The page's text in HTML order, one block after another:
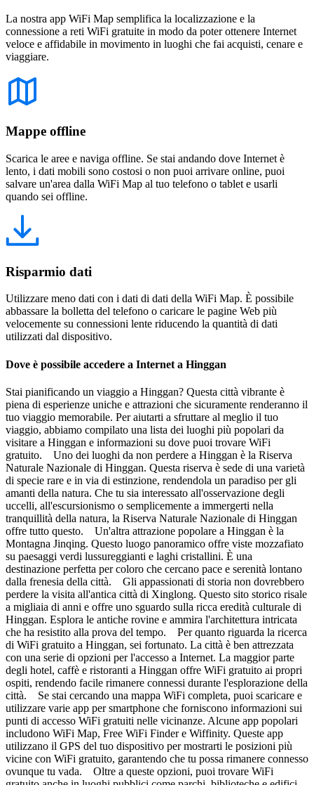
La nostra app WiFi Map semplifica la localizzazione e la
connessione a reti WiFi gratuite in modo da poter ottenere Internet
veloce e affidabile in movimento in luoghi che fai acquisti, cenare e
viaggiare.
Mappe offline
Scarica le aree e naviga offline. Se stai andando dove Internet è
lento, i dati mobili sono costosi o non puoi arrivare online, puoi
salvare un'area dalla WiFi Map al tuo telefono o tablet e usarli
quando sei offline.
Risparmio dati
Utilizzare meno dati con i dati di dati della WiFi Map. È possibile
abbassare la bolletta del telefono o caricare le pagine Web più
velocemente su connessioni lente riducendo la quantità di dati
utilizzati dal dispositivo.
Dove è possibile accedere a Internet a Hinggan
Stai pianificando un viaggio a Hinggan? Questa città vibrante è
piena di esperienze uniche e attrazioni che sicuramente renderanno il
tuo viaggio memorabile. Per aiutarti a sfruttare al meglio il tuo
viaggio, abbiamo compilato una lista dei luoghi più popolari da
visitare a Hinggan e informazioni su dove puoi trovare WiFi
gratuito. Uno dei luoghi da non perdere a Hinggan è la Riserva
Naturale Nazionale di Hinggan. Questa riserva è sede di una varietà
di specie rare e in via di estinzione, rendendola un paradiso per gli
amanti della natura. Che tu sia interessato all'osservazione degli
uccelli, all'escursionismo o semplicemente a immergerti nella
tranquillità della natura, la Riserva Naturale Nazionale di Hinggan
offre tutto questo. Un'altra attrazione popolare a Hinggan è la
Montagna Jinqing. Questo luogo panoramico offre viste mozzafiato
su paesaggi verdi lussureggianti e laghi cristallini. È una
destinazione perfetta per coloro che cercano pace e serenità lontano
dalla frenesia della città. Gli appassionati di storia non dovrebbero
perdere la visita all'antica città di Xinglong. Questo sito storico risale
a migliaia di anni e offre uno sguardo sulla ricca eredità culturale di
Hinggan. Esplora le antiche rovine e ammira l'architettura intricata
che ha resistito alla prova del tempo. Per quanto riguarda la ricerca
di WiFi gratuito a Hinggan, sei fortunato. La città è ben attrezzata
con una serie di opzioni per l'accesso a Internet. La maggior parte
degli hotel, caffè e ristoranti a Hinggan offre WiFi gratuito ai propri
ospiti, rendendo facile rimanere connessi durante l'esplorazione della
città. Se stai cercando una mappa WiFi completa, puoi scaricare e
utilizzare varie app per smartphone che forniscono informazioni sui
punti di accesso WiFi gratuiti nelle vicinanze. Alcune app popolari
includono WiFi Map, Free WiFi Finder e Wiffinity. Queste app
utilizzano il GPS del tuo dispositivo per mostrarti le posizioni più
vicine con WiFi gratuito, garantendo che tu possa rimanere connesso
ovunque tu vada. Oltre a queste opzioni, puoi trovare WiFi